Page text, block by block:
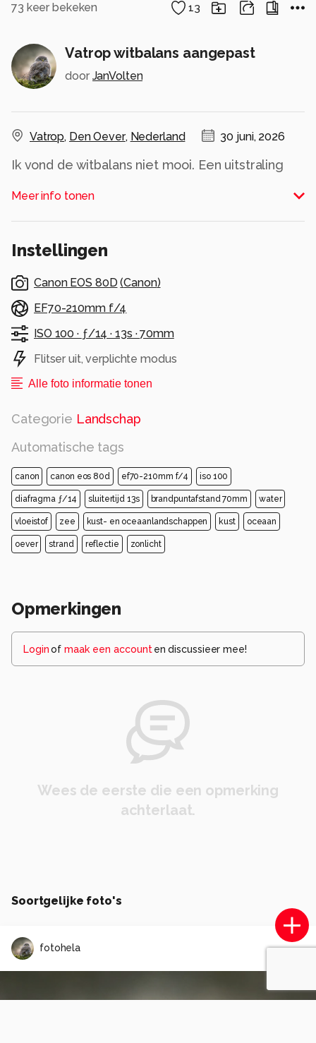
73 keer bekeken 13
Vatrop witbalans aangepast
door JanVolten
Vatrop, Den Oever, Nederland 30 juni, 2026
Ik vond de witbalans niet mooi. Een uitstraling
Meer info tonen
Instellingen
Canon EOS 80D (Canon)
EF70-210mm f/4
ISO 100 · ƒ/14 · 13s ·70mm
Flitser uit, verplichte modus
Alle foto informatie tonen
Categorie Landschap
Automatische tags
canon canon eos 80d ef70-210mm f/4 iso 100
diafragma ƒ/14 sluitertijd 13s brandpuntafstand 70mm water
vloeistof zee kust- en oceaanlandschappen kust oceaan
oever strand reflectie zonlicht
Opmerkingen
Loginof maak een account en discussieer mee!
Wees de eerste die een opmerking
achterlaat.
Soortgelijke foto's
fotohela